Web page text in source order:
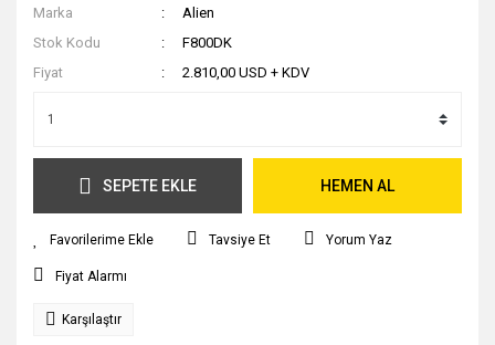
Marka
Alien
Stok Kodu
F800DK
Fiyat
2.810,00 USD + KDV
SEPETE EKLE HEMEN AL
Tavsiye Et Yorum Yaz
Fiyat Alarmı
Karşılaştır